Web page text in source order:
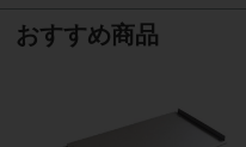
おすすめ商品